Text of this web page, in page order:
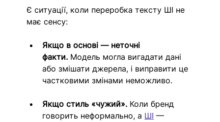
Є ситуації, коли переробка тексту ШІ не
має сенсу:
Якщо в основі — неточні
факти. Модель могла вигадати дані
або змішати джерела, і виправити це
частковими змінами неможливо.
Якщо стиль «чужий». Коли бренд
говорить неформально, а ШІ —